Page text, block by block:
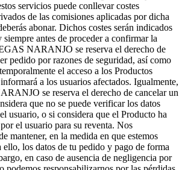
servicios puede conllevar costes
de las comisiones aplicadas por dicha
abonar. Dichos costes serán indicados
siempre antes de proceder a confirmar la
NARANJO se reserva el derecho de
pedido por razones de seguridad, así como
el acceso a los Productos
a los usuarios afectados. Igualmente,
se reserva el derecho de cancelar un
que no se puede verificar los datos
usuario, o si considera que el Producto ha
el usuario para su reventa. Nos
mantener, en la medida en que estemos
ello, los datos de tu pedido y pago de forma
en caso de ausencia de negligencia por